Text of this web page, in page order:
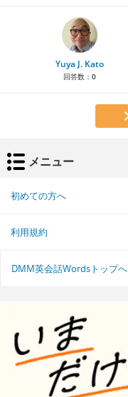
Yuya J. Kato
回答数： 0
メニュー
初めての方へ
利用規約
DMM英会話Wordsトップへ